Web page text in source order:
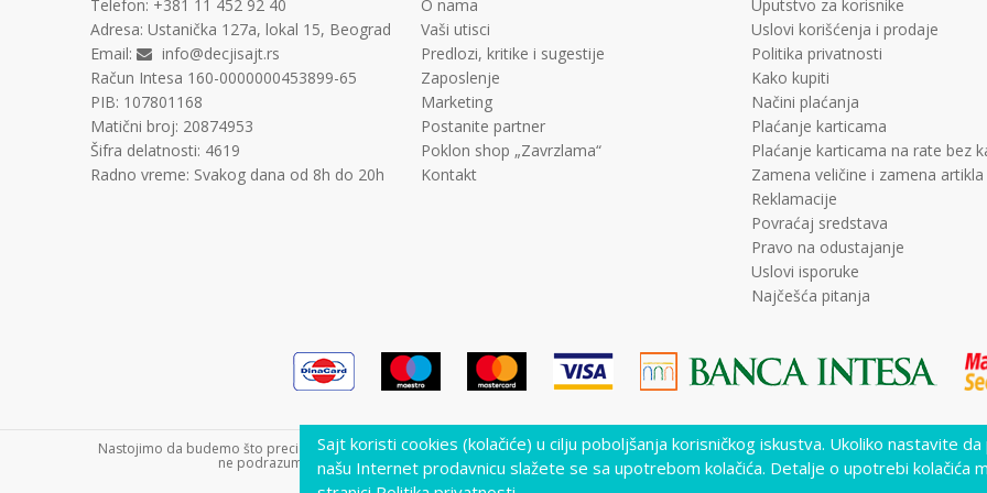
Telefon: +381 11 452 92 40
Adresa: Ustanička 127a, lokal 15, Beograd
Email:
info@decjisajt.rs
Račun Intesa 160-0000000453899-65
PIB: 107801168
Matični broj: 20874953
Šifra delatnosti: 4619
Radno vreme: Svakog dana od 8h do 20h
O nama
Vaši utisci
Predlozi, kritike i sugestije
Zaposlenje
Marketing
Postanite partner
Poklon shop „Zavrzlama“
Kontakt
Uputstvo za korisnike
Uslovi korišćenja i prodaje
Politika privatnosti
Kako kupiti
Načini plaćanja
Plaćanje karticama
Plaćanje karticama na rate bez
Zamena veličine i zamena
Reklamacije
Povraćaj sredstava
Pravo na odustajanje
Uslovi isporuke
Najčešća pitanja
Nastojimo da budemo što precizniji u opisu proizvoda, prikazu slika i samih cena, ali ne možemo garantovati da su sve informacije
ne podrazumeva da su dostupni u svakom trenutku. Raspoloživost robe možete proveriti pozivom Call Centra na +381 11
Sajt koristi cookies (kolačiće) u cilju poboljšanja korisničkog iskustva. Ukoliko nastavite
našu Internet prodavnicu slažete se sa upotrebom kolačića. Detalje o upotrebi kolačića